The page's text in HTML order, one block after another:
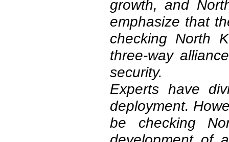
growth, and
emphasize that
checking North
three-way
security.
Experts have
deployment.
be checking